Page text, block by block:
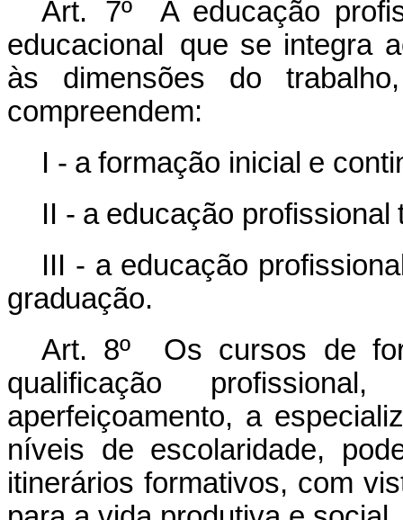
Art.
7º A educação
educacional
que se integra
às dimensões do
compreendem:
I - aformação inicial e
II - a educação profissional
III - a educação
graduação.
Art. 8º Os cursos de
qualificação
aperfeiçoamento, a
níveis de escolaridade,
itinerários formativos, com